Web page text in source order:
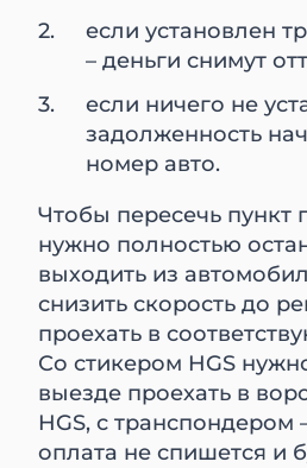
если установлен
– деньги снимут
если ничего не
задолженность
номер авто.
Чтобы пересечь пункт
нужно полностью
выходить из
снизить скорость до
проехать в
Со стикером HGS
выезде проехать в
HGS, с транспондером
оплата не спишется и